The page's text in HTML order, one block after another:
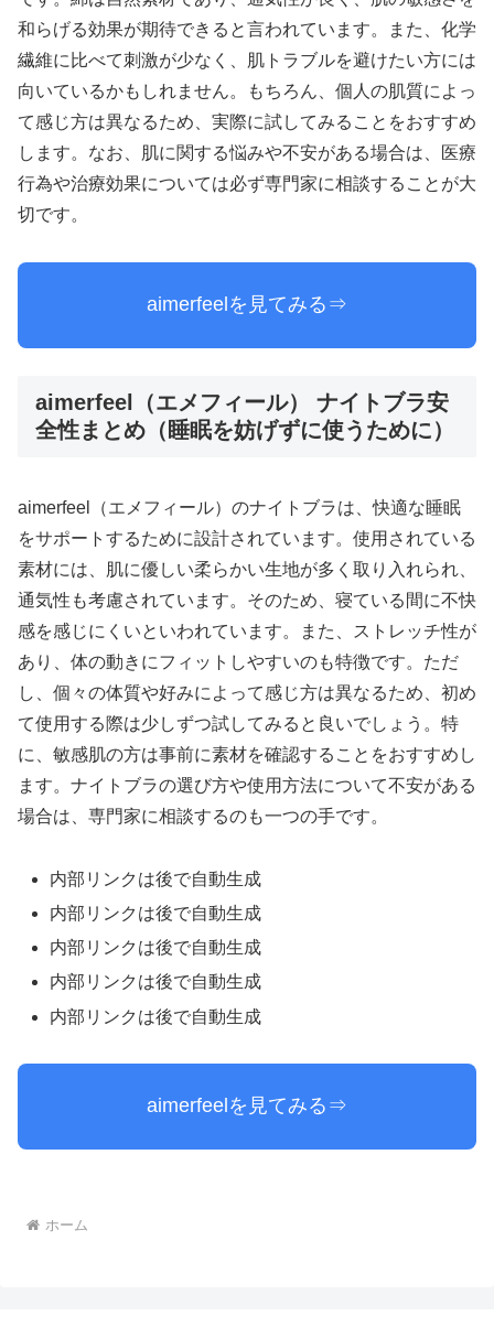
和らげる効果が期待できると言われています。また、化学
繊維に比べて刺激が少なく、肌トラブルを避けたい方には
向いているかもしれません。もちろん、個人の肌質によっ
て感じ方は異なるため、実際に試してみることをおすすめ
します。なお、肌に関する悩みや不安がある場合は、医療
行為や治療効果については必ず専門家に相談することが大
切です。
aimerfeelを見てみる⇒
aimerfeel（エメフィール） ナイトブラ安
全性まとめ（睡眠を妨げずに使うために）
aimerfeel（エメフィール）のナイトブラは、快適な睡眠
をサポートするために設計されています。使用されている
素材には、肌に優しい柔らかい生地が多く取り入れられ、
通気性も考慮されています。そのため、寝ている間に不快
感を感じにくいといわれています。また、ストレッチ性が
あり、体の動きにフィットしやすいのも特徴です。ただ
し、個々の体質や好みによって感じ方は異なるため、初め
て使用する際は少しずつ試してみると良いでしょう。特
に、敏感肌の方は事前に素材を確認することをおすすめし
ます。ナイトブラの選び方や使用方法について不安がある
場合は、専門家に相談するのも一つの手です。
内部リンクは後で自動生成
内部リンクは後で自動生成
内部リンクは後で自動生成
内部リンクは後で自動生成
内部リンクは後で自動生成
aimerfeelを見てみる⇒
ホーム